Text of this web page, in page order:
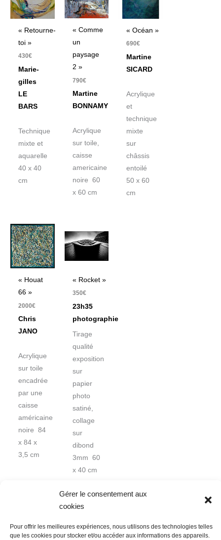
Gérer le consentement aux
cookies
Pour offrir les meilleures expériences, nous utilisons des technologies telles
que les cookies pour stocker et/ou accéder aux informations des appareils.
« Retourne-
toi »
430€
Marie-
gilles
LE
BARS
Technique
mixte et
aquarelle
40 x 40
cm
« Comme
un
paysage
2 »
790€
Martine
BONNAMY
Acrylique
sur toile,
caisse
americaine
noire 60
x 60 cm
« Océan »
690€
Martine
SICARD
Acrylique
et
technique
mixte
sur
châssis
entoilé
50 x 60
cm
« Houat
66 »
2000€
Chris
JANO
Acrylique
sur toile
encadrée
par une
caisse
américaine
noire 84
x 84 x
3,5 cm
« Rocket »
350€
23h35
photographie
Tirage
qualité
exposition
sur
papier
photo
satiné,
collage
sur
dibond
3mm 60
x 40 cm